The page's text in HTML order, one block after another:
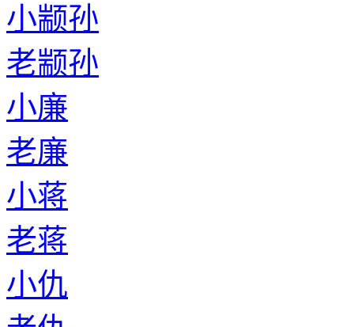
小颛孙
老颛孙
小廉
老廉
小蒋
老蒋
小仇